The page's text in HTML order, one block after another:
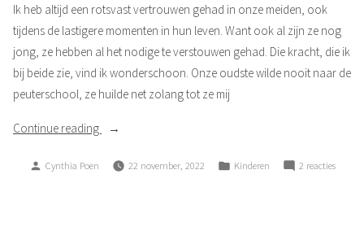
Ik heb altijd een rotsvast vertrouwen gehad in onze meiden, ook
tijdens de lastigere momenten in hun leven. Want ook al zijn ze nog
jong, ze hebben al het nodige te verstouwen gehad. Die kracht, die ik
bij beide zie, vind ik wonderschoon. Onze oudste wilde nooit naar de
peuterschool, ze huilde net zolang tot ze mij
Continue reading
“Rotsvast
Posted
Cynthia Poen 22 november, 2022
Posted
Kinderen 2 reactiesop